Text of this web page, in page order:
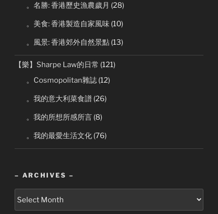
。名勝: 香港歷史漁農歲月 (28)
。美食: 香港製造自家風味 (10)
。風景: 香港郊外自然景點 (13)
【樂】Sharpe Law的日常 (121)
。Cosmopolitan雜誌 (12)
。我的意大利菜食譜 (26)
。我的所想所感所言 (8)
。我的最愛生活文化 (76)
– ARCHIVES –